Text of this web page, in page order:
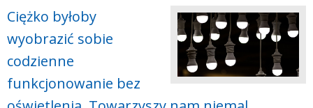
Ciężko byłoby
wyobrazić sobie
codzienne
funkcjonowanie bez